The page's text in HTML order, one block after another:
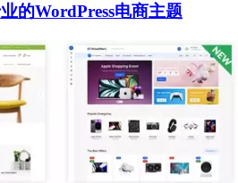
的WordPress电商主题